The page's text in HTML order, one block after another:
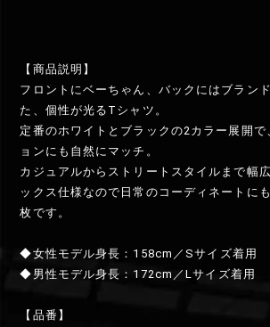
【商品説明】
フロントにベーちゃん、バックにはブラン
た、個性が光るTシャツ。
定番のホワイトとブラックの2カラー展開で
ョンにも自然にマッチ。
カジュアルからストリートスタイルまで幅
ックス仕様なので日常のコーディネートに
枚です。
◆女性モデル身長：158cm／Sサイズ着用
◆男性モデル身長：172cm／Lサイズ着用
【品番】